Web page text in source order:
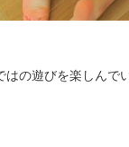
はの遊びを楽しんで